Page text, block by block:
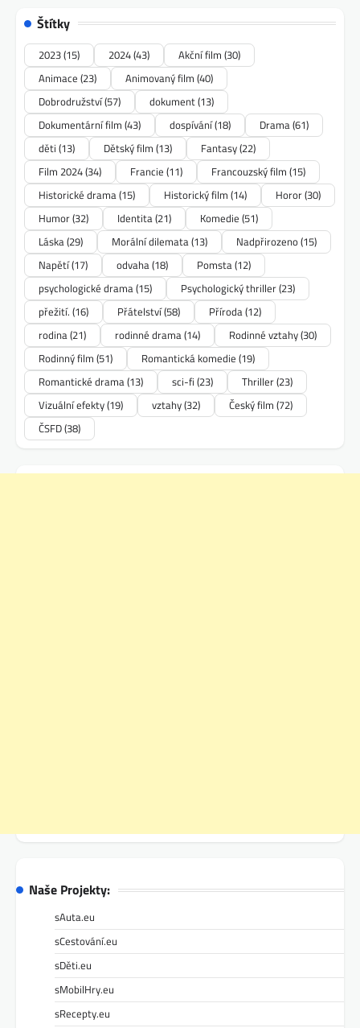
Štítky
2023(15) 2024(43) Akční film (30)
Animace (23) Animovaný film (40)
Dobrodružství(57) dokument(13)
Dokumentární film (43) dospívání(18) Drama(61)
děti (13) Dětský film (13) Fantasy(22)
Film 2024(34) Francie (11) Francouzský film (15)
Historické drama(15) Historický film (14) Horor(30)
Humor(32) Identita(21) Komedie (51)
Láska(29) Morální dilemata(13) Nadpřirozeno(15)
Napětí(17) odvaha(18) Pomsta(12)
psychologické drama(15) Psychologický thriller(23)
přežití. (16) Přátelství(58) Příroda(12)
rodina(21) rodinné drama(14) Rodinné vztahy(30)
Rodinný film (51) Romantická komedie (19)
Romantické drama(13) sci-fi (23) Thriller(23)
Vizuální efekty(19) vztahy(32) Český film (72)
ČSFD(38)
Naše Projekty:
sAuta.eu
sCestování.eu
sDěti.eu
sMobilHry.eu
sRecepty.eu